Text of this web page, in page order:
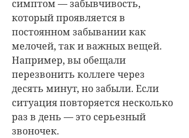
симптом — забывчивость,
который проявляется в
постоянном забывании как
мелочей, так и важных вещей.
Например, вы обещали
перезвонить коллеге через
десять минут, но забыли. Если
ситуация повторяется несколько
раз в день — это серьезный
звоночек.